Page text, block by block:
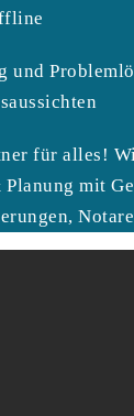
und
für alles!
mit